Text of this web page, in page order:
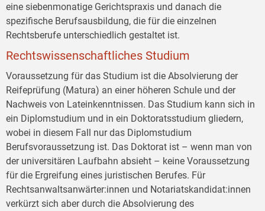
eine siebenmonatige Gerichtspraxis und danach die
spezifische Berufsausbildung, die für die einzelnen
Rechtsberufe unterschiedlich gestaltet ist.
Rechtswissenschaftliches Studium
Voraussetzung für das Studium ist die Absolvierung der
Reifeprüfung (Matura) an einer höheren Schule und der
Nachweis von Lateinkenntnissen. Das Studium kann sich in
ein Diplomstudium und in ein Doktoratsstudium gliedern,
wobei in diesem Fall nur das Diplomstudium
Berufsvoraussetzung ist. Das Doktorat ist – wenn man von
der universitären Laufbahn absieht – keine Voraussetzung
für die Ergreifung eines juristischen Berufes. Für
Rechtsanwaltsanwärter:innen und Notariatskandidat:innen
verkürzt sich aber durch die Absolvierung des